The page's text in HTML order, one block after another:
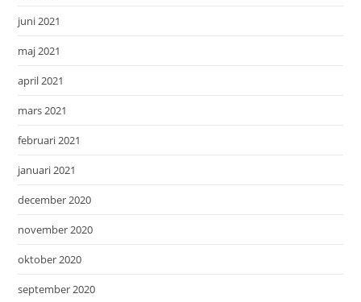
juni 2021
maj 2021
april 2021
mars 2021
februari 2021
januari 2021
december 2020
november 2020
oktober 2020
september 2020